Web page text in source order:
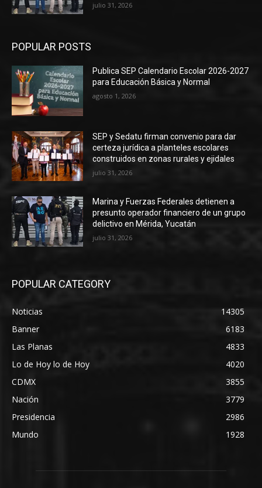
julio 31, 2026
POPULAR POSTS
Publica SEP Calendario Escolar 2026-2027
para Educación Básica y Normal
agosto 1, 2026
SEP y Sedatu firman convenio para dar
certeza jurídica a planteles escolares
construidos en zonas rurales y ejidales
julio 31, 2026
Marina y Fuerzas Federales detienen a
presunto operador financiero de un grupo
delictivo en Mérida, Yucatán
julio 31, 2026
POPULAR CATEGORY
Noticias
14305
Banner
6183
Las Planas
4833
Lo de Hoy lo de Hoy
4020
CDMX
3855
Nación
3779
Presidencia
2986
Mundo
1928